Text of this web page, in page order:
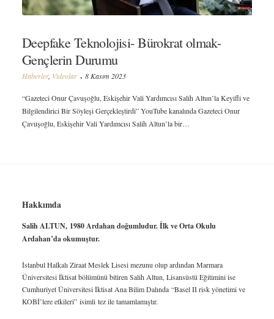
Deepfake Teknolojisi- Bürokrat olmak-
Gençlerin Durumu
Haberler, Videolar 8 Kasım 2023
“Gazeteci Onur Çavuşoğlu, Eskişehir Vali Yardımcısı Salih Altun’la Keyifli ve
Bilgilendirici Bir Söyleşi Gerçekleştirdi” YouTube kanalında Gazeteci Onur
Çavuşoğlu, Eskişehir Vali Yardımcısı Salih Altun’la bir…
Hakkımda
Salih ALTUN, 1980 Ardahan doğumludur. İlk ve Orta Okulu
Ardahan’da okumuştur.
İstanbul Halkalı Ziraat Meslek Lisesi mezunu olup ardından Marmara
Üniversitesi İktisat bölümünü bitiren Salih Altun, Lisansüstü Eğitimini ise
Cumhuriyet Üniversitesi İktisat Ana Bilim Dalında “Basel II risk yönetimi ve
KOBİ’lere etkileri” isimli tez ile tamamlamıştır.